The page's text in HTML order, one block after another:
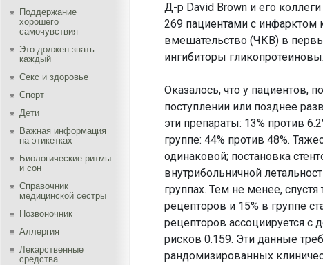
Поддержание
хорошего
самочувствия
Это должен знать
каждый
Секс и здоровье
Спорт
Дети
Важная информация
на этикетках
Биологические ритмы
и сон
Справочник
медицинской сестры
Позвоночник
Аллергия
Лекарственные
средства
Д-р David Brown и его
269 пациентами с
вмешательство (ЧКВ) в
ингибиторы
Оказалось, что у пациентов,
поступлении или позднее
эти препараты: 13% против
группе: 44% против 48%.
одинаковой; постановка
внутрибольничной
группах. Тем не менее,
рецепторов и 15% в группе
рецепторов ассоциируется
рисков 0.159. Эти данные
рандомизированных